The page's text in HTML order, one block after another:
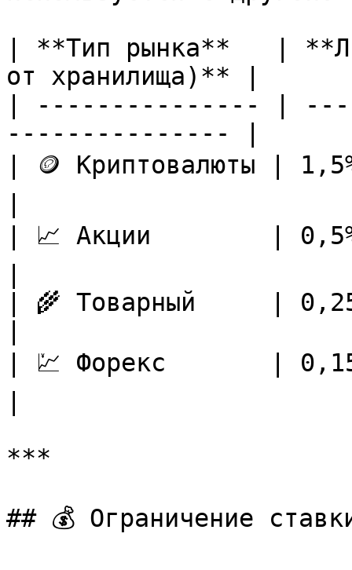
| **Тип рынка**   |
от хранилища)** |
| --------------- |
--------------- |
| 🪙 Криптовалюты |
| 📈 Акции        |
| 🌾 Товарный     |
| 💹 Форекс       |
***
## 💰 Ограничение